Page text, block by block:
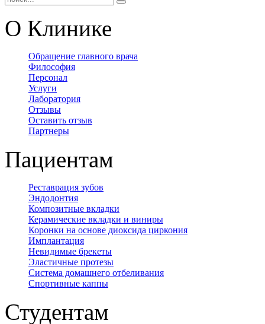
О Клинике
Обращение главного врача
Философия
Персонал
Услуги
Лаборатория
Отзывы
Оставить отзыв
Партнеры
Пациентам
Реставрация зубов
Эндодонтия
Композитные вкладки
Керамические вкладки и виниры
Коронки на основе диоксида циркония
Имплантация
Невидимые брекеты
Эластичные протезы
Система домашнего отбеливания
Спортивные каппы
Студентам